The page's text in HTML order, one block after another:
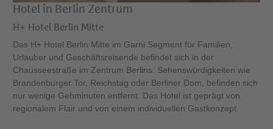
Hotel in Berlin Zentrum
H+ Hotel Berlin Mitte
Das H+ Hotel Berlin Mitte im Garni Segment für Familien,
Urlauber und Geschäftsreisende befindet sich in der
Chausseestraße im Zentrum Berlins. Sehenswürdigkeiten wie
Brandenburger Tor, Reichstag oder Berliner Dom, befinden sich
nur wenige Gehminuten entfernt. Das Hotel ist geprägt von
regionalem Flair und von einem individuellen Gastkonzept.